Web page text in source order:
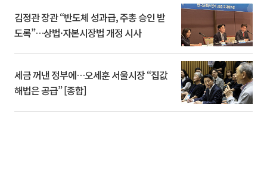
김정관 장관 “반도체 성과급, 주총 승인 받
도록”…상법·자본시장법 개정 시사
세금 꺼낸 정부에…오세훈 서울시장 “집값
해법은 공급” [종합]